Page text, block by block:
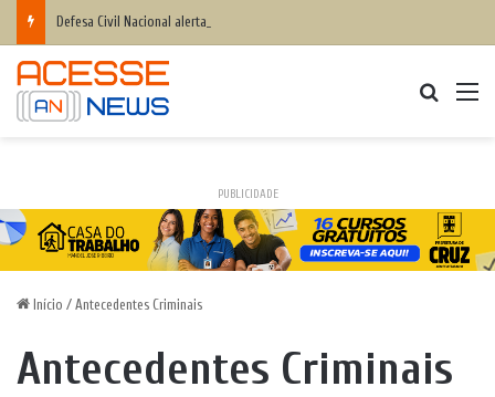
PUBLICIDADE
Início / Antecedentes Criminais
Antecedentes Criminais